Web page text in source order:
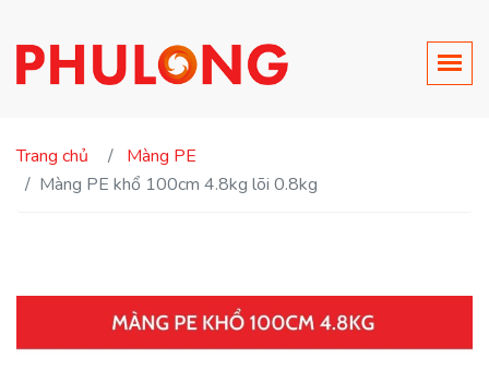
Trang chủ
Màng PE
Màng PE khổ 100cm 4.8kg lõi 0.8kg